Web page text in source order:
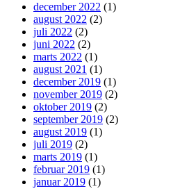
december 2022 (1)
august 2022 (2)
juli 2022 (2)
juni 2022 (2)
marts 2022 (1)
august 2021 (1)
december 2019 (1)
november 2019 (2)
oktober 2019 (2)
september 2019 (2)
august 2019 (1)
juli 2019 (2)
marts 2019 (1)
februar 2019 (1)
januar 2019 (1)